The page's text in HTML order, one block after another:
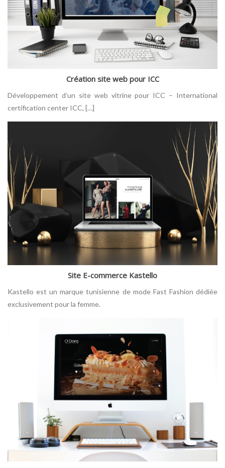
Création site web pour ICC
Développement d’un site web vitrine pour ICC – International
certification center ICC, […]
Site E-commerce Kastello
Kastello est un marque tunisienne de mode Fast Fashion dédiée
exclusivement pour la femme.